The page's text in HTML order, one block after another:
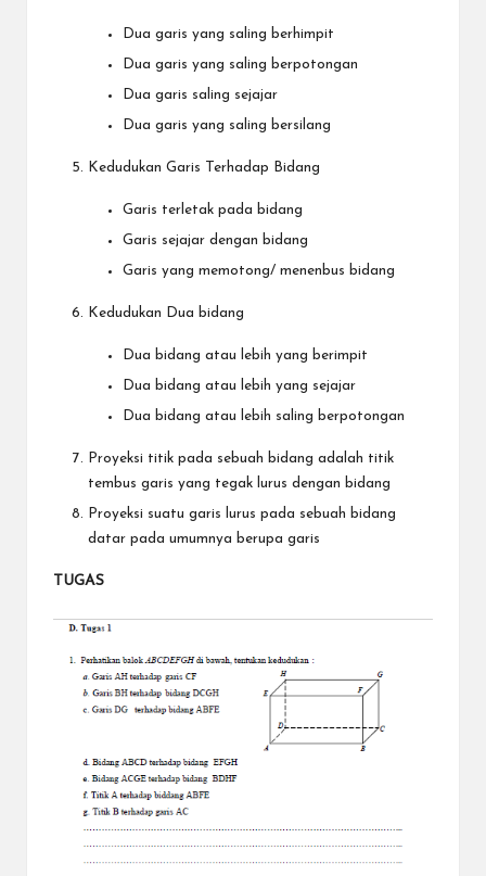
Dua garis yang saling berhimpit
Dua garis yang saling berpotongan
Dua garis saling sejajar
Dua garis yang saling bersilang
Kedudukan Garis Terhadap Bidang
Garis terletak pada bidang
Garis sejajar dengan bidang
Garis yang memotong/ menenbus bidang
Kedudukan Dua bidang
Dua bidang atau lebih yang berimpit
Dua bidang atau lebih yang sejajar
Dua bidang atau lebih saling berpotongan
Proyeksi titik pada sebuah bidang adalah titik
tembus garis yang tegak lurus dengan bidang
Proyeksi suatu garis lurus pada sebuah bidang
datar pada umumnya berupa garis
TUGAS